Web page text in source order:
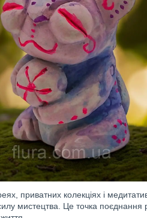
приватних колекціях і
мистецтва. Це точка поєднання